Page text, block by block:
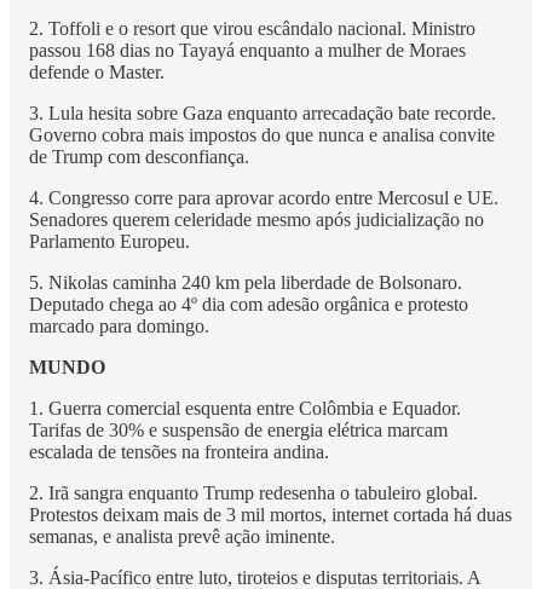
2. Toffoli e o resort que virou escândalo nacional. Ministro
passou 168 dias no Tayayá enquanto a mulher de Moraes
defende o Master.
3. Lula hesita sobre Gaza enquanto arrecadação bate recorde.
Governo cobra mais impostos do que nunca e analisa convite
de Trump com desconfiança.
4. Congresso corre para aprovar acordo entre Mercosul e UE.
Senadores querem celeridade mesmo após judicialização no
Parlamento Europeu.
5. Nikolas caminha 240 km pela liberdade de Bolsonaro.
Deputado chega ao 4º dia com adesão orgânica e protesto
marcado para domingo.
MUNDO
1. Guerra comercial esquenta entre Colômbia e Equador.
Tarifas de 30% e suspensão de energia elétrica marcam
escalada de tensões na fronteira andina.
2. Irã sangra enquanto Trump redesenha o tabuleiro global.
Protestos deixam mais de 3 mil mortos, internet cortada há duas
semanas, e analista prevê ação iminente.
3. Ásia-Pacífico entre luto, tiroteios e disputas territoriais. A